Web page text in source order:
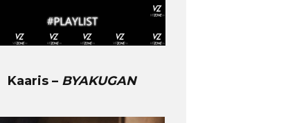
Kaaris – BYAKUGAN